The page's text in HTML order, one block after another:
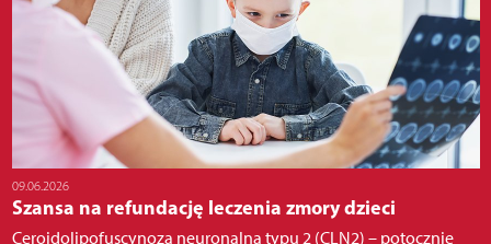
09.06.2026
Szansa na refundację leczenia zmory dzieci
Ceroidolipofuscynoza neuronalna typu 2 (CLN2) – potocznie